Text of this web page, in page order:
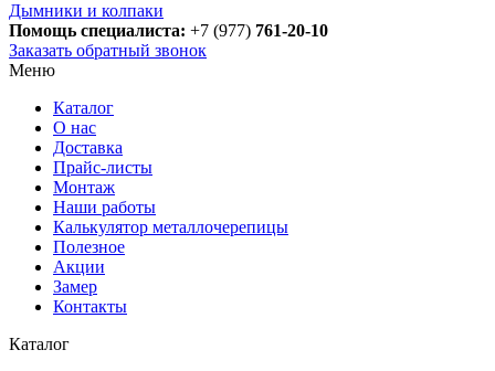
Дымники и колпаки
Помощь специалиста: +7 (977) 761-20-10
Заказать обратный звонок
Меню
Каталог
О нас
Доставка
Прайс-листы
Монтаж
Наши работы
Калькулятор металлочерепицы
Полезное
Акции
Замер
Контакты
Каталог